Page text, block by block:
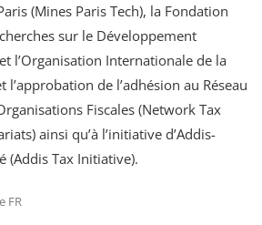
(Mines Paris Tech), la Fondation
sur le Développement
l’Organisation Internationale de la
l’approbation de l’adhésion au Réseau
Fiscales (Network Tax
ainsi qu’à l’initiative d’Addis-
(Addis Tax Initiative).
FR